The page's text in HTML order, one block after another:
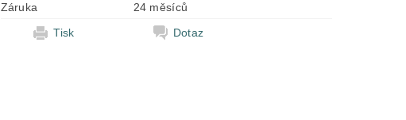
Záruka
24 měsíců
Tisk
Dotaz